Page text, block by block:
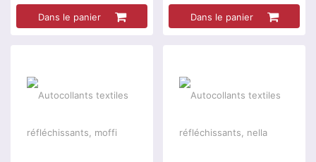
Dans le panier Dans le panier